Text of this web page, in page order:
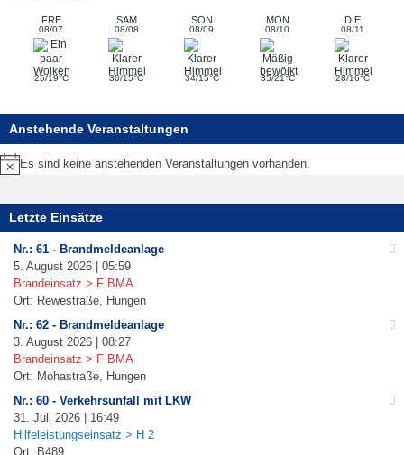
FRE
08/07
SAM
08/08
SON
08/09
MON
08/10
DIE
08/11
25/19°C 30/15°C 34/15°C 35/21°C 28/16°C
Anstehende Veranstaltungen
Hinweis
Es sind keine anstehenden Veranstaltungen vorhanden.
Letzte Einsätze
Nr.: 61 - Brandmeldeanlage
5. August 2026 | 05:59
Brandeinsatz > F BMA
Ort: Rewestraße, Hungen
Nr.: 62 - Brandmeldeanlage
3. August 2026 | 08:27
Brandeinsatz > F BMA
Ort: Mohastraße, Hungen
Nr.: 60 - Verkehrsunfall mit LKW
31. Juli 2026 | 16:49
Hilfeleistungseinsatz > H 2
Ort: B489